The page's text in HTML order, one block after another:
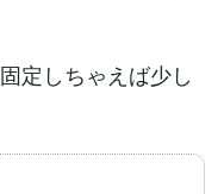
定しちゃえば少し